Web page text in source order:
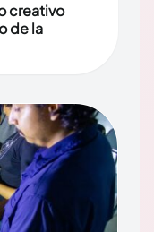
creativo
de la